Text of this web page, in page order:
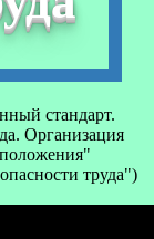
стандарт.
Организация
труда")